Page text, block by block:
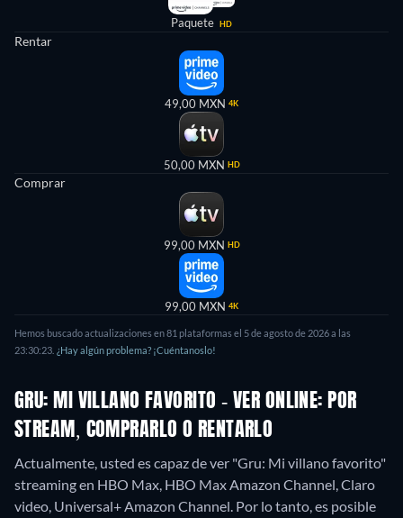
Paquete HD
Rentar
49,00 MXN 4K
50,00 MXN HD
Comprar
99,00 MXN HD
99,00 MXN 4K
Hemos buscado actualizaciones en 81 plataformas el 5 de agosto de 2026 a las
23:30:23. ¿Hay algún problema? ¡Cuéntanoslo!
GRU: MI VILLANO FAVORITO - VER ONLINE: POR
STREAM, COMPRARLO O RENTARLO
Actualmente, usted es capaz de ver "Gru: Mi villano favorito"
streaming en HBO Max, HBO Max Amazon Channel, Claro
video, Universal+ Amazon Channel. Por lo tanto, es posible